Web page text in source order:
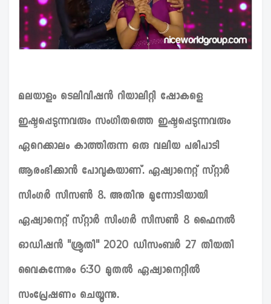
മലയാളം ടെലിവിഷൻ റിയാലിറ്റി ഷോകളെ
ഇഷ്ടപ്പെടുന്നവരും സംഗീതത്തെ ഇഷ്ടപ്പെടുന്നവരും
ഏറെക്കാലം കാത്തിരുന്ന ഒരു വലിയ പരിപാടി
ആരംഭിക്കാൻ പോവുകയാണ്. ഏഷ്യാനെറ്റ് സ്റ്റാർ
സിംഗർ സീസൺ 8. അതിനു മുന്നോടിയായി
ഏഷ്യാനെറ്റ് സ്റ്റാർ സിംഗർ സീസൺ 8 ഫൈനൽ
ഓഡിഷൻ "ശ്രുതി" 2020 ഡിസംബർ 27 തീയതി
വൈകുന്നേരം 6:30 മുതൽ ഏഷ്യാനെറ്റിൽ
സംപ്രേഷണം ചെയ്യുന്നു.